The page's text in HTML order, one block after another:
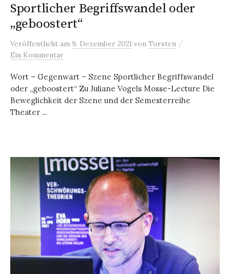
Sportlicher Begriffswandel oder
„geboostert“
Veröffentlicht am 9. Dezember 2021 von Torsten /
Ein Kommentar
Wort – Gegenwart – Szene Sportlicher Begriffswandel
oder „geboostert“ Zu Juliane Vogels Mosse-Lecture Die
Beweglichkeit der Szene und der Semesterreihe
Theater ...